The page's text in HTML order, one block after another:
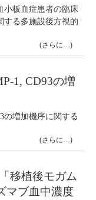
小板血症患者の臨床
する多施設後方視的
(さらに…)
1, CD93の増
の増加機序に関する
(さらに…)
移植後モガム
マブ血中濃度